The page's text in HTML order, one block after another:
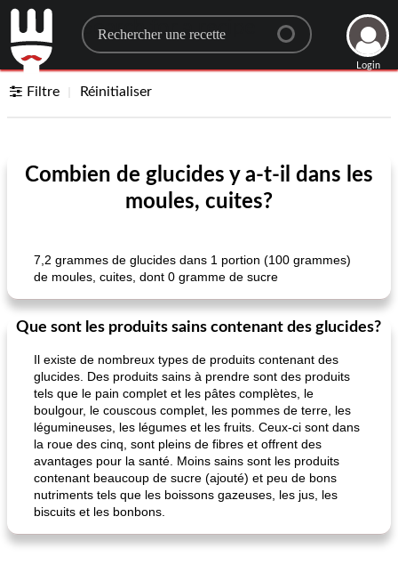
Search for a recipe
Login
Filtre Réinitialiser
Combien de glucides y a-t-il dans les
moules, cuites?
7,2 grammes de glucides dans 1 portion (100 grammes)
de moules, cuites, dont 0 gramme de sucre
Que sont les produits sains contenant des glucides?
Il existe de nombreux types de produits contenant des
glucides. Des produits sains à prendre sont des produits
tels que le pain complet et les pâtes complètes, le
boulgour, le couscous complet, les pommes de terre, les
légumineuses, les légumes et les fruits. Ceux-ci sont dans
la roue des cinq, sont pleins de fibres et offrent des
avantages pour la santé. Moins sains sont les produits
contenant beaucoup de sucre (ajouté) et peu de bons
nutriments tels que les boissons gazeuses, les jus, les
biscuits et les bonbons.